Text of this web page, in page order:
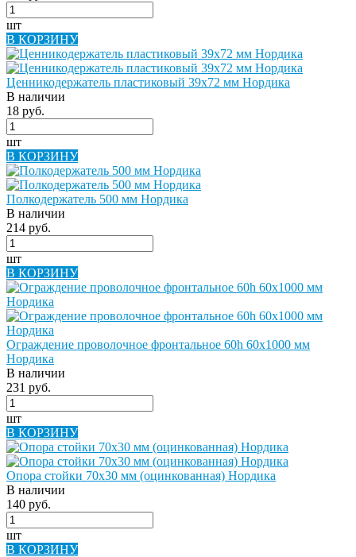
шт
В КОРЗИНУ
Ценникодержатель пластиковый 39х72 мм Нордика
В наличии
18 руб.
шт
В КОРЗИНУ
Полкодержатель 500 мм Нордика
В наличии
214 руб.
шт
В КОРЗИНУ
Ограждение проволочное фронтальное 60h 60х1000 мм
Нордика
В наличии
231 руб.
шт
В КОРЗИНУ
Опора стойки 70х30 мм (оцинкованная) Нордика
В наличии
140 руб.
шт
В КОРЗИНУ